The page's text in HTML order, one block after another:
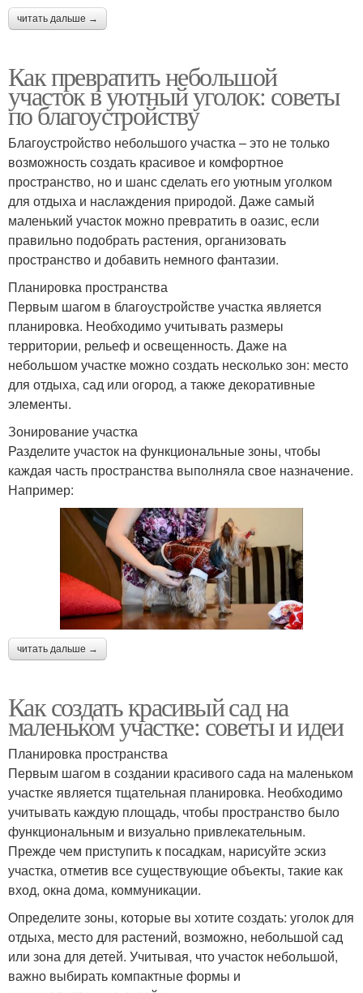
читать дальше →
Как превратить небольшой
участок в уютный уголок: советы
по благоустройству
Благоустройство небольшого участка – это не только
возможность создать красивое и комфортное
пространство, но и шанс сделать его уютным уголком
для отдыха и наслаждения природой. Даже самый
маленький участок можно превратить в оазис, если
правильно подобрать растения, организовать
пространство и добавить немного фантазии.
Планировка пространства
Первым шагом в благоустройстве участка является
планировка. Необходимо учитывать размеры
территории, рельеф и освещенность. Даже на
небольшом участке можно создать несколько зон: место
для отдыха, сад или огород, а также декоративные
элементы.
Зонирование участка
Разделите участок на функциональные зоны, чтобы
каждая часть пространства выполняла свое назначение.
Например:
читать дальше →
Как создать красивый сад на
маленьком участке: советы и идеи
Планировка пространства
Первым шагом в создании красивого сада на маленьком
участке является тщательная планировка. Необходимо
учитывать каждую площадь, чтобы пространство было
функциональным и визуально привлекательным.
Прежде чем приступить к посадкам, нарисуйте эскиз
участка, отметив все существующие объекты, такие как
вход, окна дома, коммуникации.
Определите зоны, которые вы хотите создать: уголок для
отдыха, место для растений, возможно, небольшой сад
или зона для детей. Учитывая, что участок небольшой,
важно выбирать компактные формы и